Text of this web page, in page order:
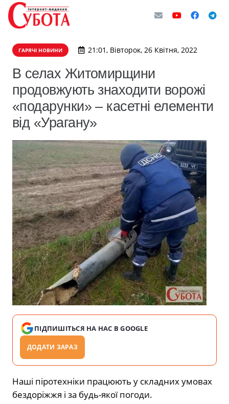
ГАРЯЧІ НОВИНИ 21:01, Вівторок, 26 Квітня, 2022
В селах Житомирщини
продовжують знаходити ворожі
«подарунки» – касетні елементи
від «Урагану»
ПІДПИШІТЬСЯ НА НАС В GOOGLE
ДОДАТИ ЗАРАЗ
Наші піротехніки працюють у складних умовах
бездоріжжя і за будь-якої погоди.